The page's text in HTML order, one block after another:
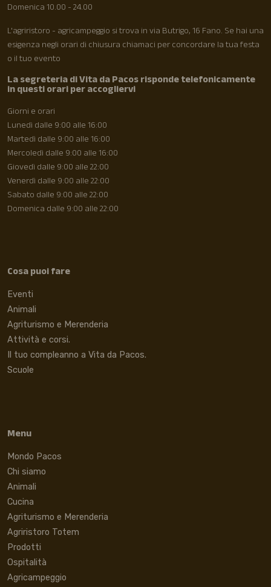
Domenica 10.00 - 24.00
L'agriristoro - agricampeggio si trova in via Butrigo, 16 Fano. Se hai una
esigenza negli orari di chiusura chiamaci per concordare la tua festa
o il tuo evento
La segreteria di Vita da Pacos risponde telefonicamente
in questi orari per accogliervi
Giorni e orari
Lunedì dalle 9:00 alle 16:00
Martedì dalle 9:00 alle 16:00
Mercoledì dalle 9:00 alle 16:00
Giovedì dalle 9:00 alle 22:00
Venerdì dalle 9:00 alle 22:00
Sabato dalle 9:00 alle 22:00
Domenica dalle 9:00 alle 22:00
Cosa puoi fare
Eventi
Animali
Agriturismo e Merenderia
Attività e corsi.
Il tuo compleanno a Vita da Pacos.
Scuole
Menu
Mondo Pacos
Chi siamo
Animali
Cucina
Agriturismo e Merenderia
Agriristoro Totem
Prodotti
Ospitalità
Agricampeggio